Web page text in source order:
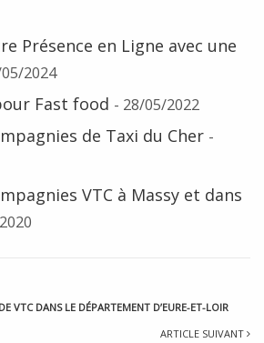
Présence en Ligne avec une
2024
Fast food - 28/05/2022
de Taxi du Cher -
VTC à Massy et dans
VTC DANS LE DÉPARTEMENT D’EURE-ET-LOIR
ARTICLE SUIVANT